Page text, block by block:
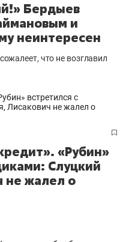
Бердыев
и
неинтересен
что не возглавил
«Рубин»
Слуцкий
не жалел о